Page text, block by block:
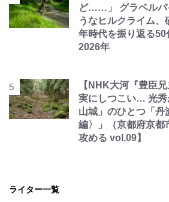
ど……」 グラベルバ
うなヒルクライム、
年時代を振り返る
2026年
【NHK大河『豊臣
実にしつこい… 光秀
山城」のひとつ「丹
編〉」（京都府京都
攻める vol.09】
ライター一覧